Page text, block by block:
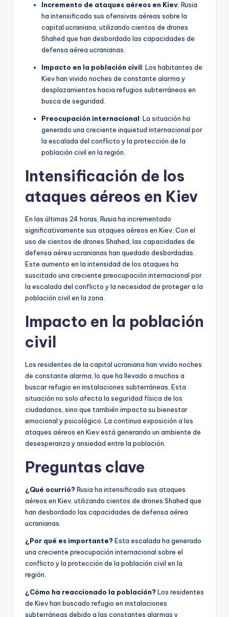
Incremento de ataques aéreos en Kiev: Rusia
ha intensificado sus ofensivas aéreas sobre la
capital ucraniana, utilizando cientos de drones
Shahed que han desbordado las capacidades de
defensa aérea ucranianas.
Impacto en la población civil: Los habitantes de
Kiev han vivido noches de constante alarma y
desplazamientos hacia refugios subterráneos en
busca de seguridad.
Preocupación internacional: La situación ha
generado una creciente inquietud internacional por
la escalada del conflicto y la protección de la
población civil en la región.
Intensificación de los
ataques aéreos en Kiev
En las últimas 24 horas, Rusia ha incrementado
significativamente sus ataques aéreos en Kiev. Con el
uso de cientos de drones Shahed, las capacidades de
defensa aérea ucranianas han quedado desbordadas.
Este aumento en la intensidad de los ataques ha
suscitado una creciente preocupación internacional por
la escalada del conflicto y la necesidad de proteger a la
población civil en la zona.
Impacto en la población
civil
Los residentes de la capital ucraniana han vivido noches
de constante alarma, lo que ha llevado a muchos a
buscar refugio en instalaciones subterráneas. Esta
situación no solo afecta la seguridad física de los
ciudadanos, sino que también impacta su bienestar
emocional y psicológico. La continua exposición a los
ataques aéreos en Kiev está generando un ambiente de
desesperanza y ansiedad entre la población.
Preguntas clave
¿Qué ocurrió? Rusia ha intensificado sus ataques
aéreos en Kiev, utilizando cientos de drones Shahed que
han desbordado las capacidades de defensa aérea
ucranianas.
¿Por qué es importante? Esta escalada ha generado
una creciente preocupación internacional sobre el
conflicto y la protección de la población civil en la
región.
¿Cómo ha reaccionado la población? Los residentes
de Kiev han buscado refugio en instalaciones
subterráneas debido a las constantes alarmas y